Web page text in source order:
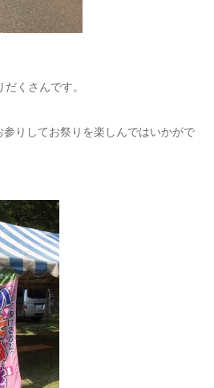
くさんです。
りしてお祭りを楽しんではいかがで